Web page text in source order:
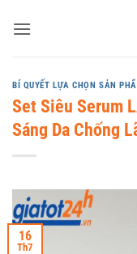
qua
BÍ QUYẾT LỰA CHỌN SẢN
Set Siêu Serum
Sáng Da Chống
16
Th7